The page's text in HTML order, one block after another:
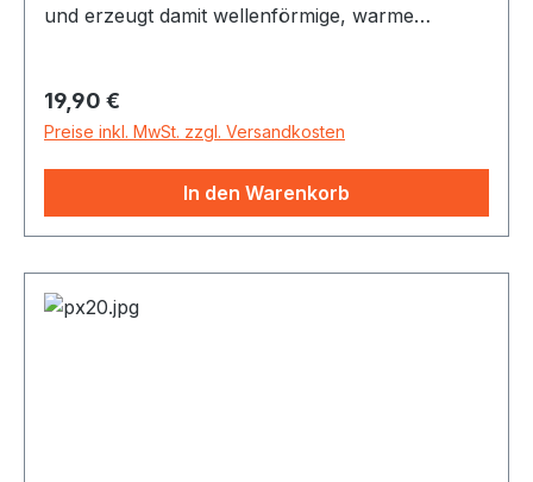
und erzeugt damit wellenförmige, warme
unterschiedlichen aufeinander abgestimmten
Größen gebaut.
Regulärer Preis:
19,90 €
Preise inkl. MwSt. zzgl. Versandkosten
In den Warenkorb